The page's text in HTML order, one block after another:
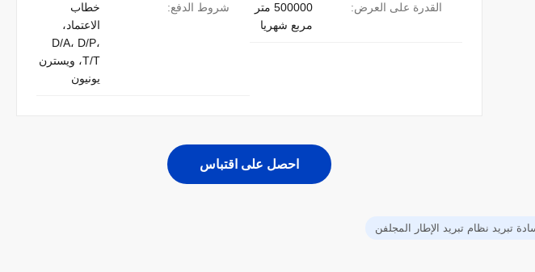
شروط الدفع:
خطاب
الاعتماد،
D/A، D/P،
T/T، ويسترن
يونيون
القدرة على العرض:
500000 متر
مربع شهريا
احصل على اقتباس
تبريد نظام تبريد الإطار المجلفن